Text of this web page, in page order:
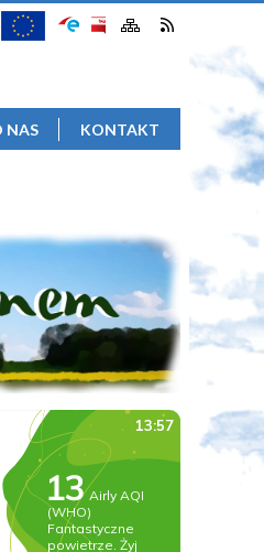
NAS KONTAKT